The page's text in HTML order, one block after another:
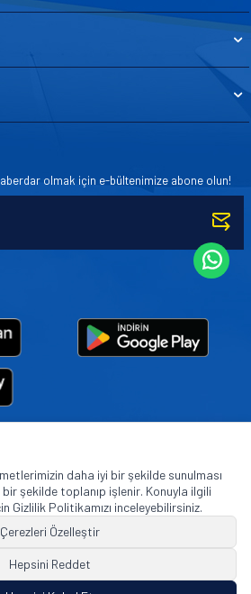
olmak için e-bültenimize abone olun!
are trademarks of or licensed to The Goodyear
under license by Basbug Group Company,
The Goodyear Tire & Rubber Company.
daha iyi bir şekilde sunulması
şekilde toplanıp işlenir. Konuyla ilgili
Gizlilik Politikamızı inceleyebilirsiniz.
Çerezleri Özelleştir
Hepsini Reddet